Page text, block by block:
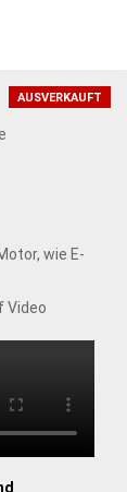
AUSVERKAUFT
wie E-
Video